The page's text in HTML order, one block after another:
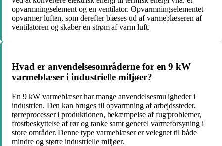
opvarmningselement og en ventilator. Opvarmningselementet
opvarmer luften, som derefter blæses ud af varmeblæseren af
ventilatoren og skaber en strøm af varm luft.
Hvad er anvendelsesområderne for en 9 kW
varmeblæser i industrielle miljøer?
En 9 kW varmeblæser har mange anvendelsesmuligheder i
industrien. Den kan bruges til opvarmning af arbejdssteder,
tørreprocesser i produktionen, bekæmpelse af fugtproblemer,
frostbeskyttelse af rør og tanke samt generel varmeforsyning i
store områder. Denne type varmeblæser er velegnet til både
mindre og større industrielle miljøer.